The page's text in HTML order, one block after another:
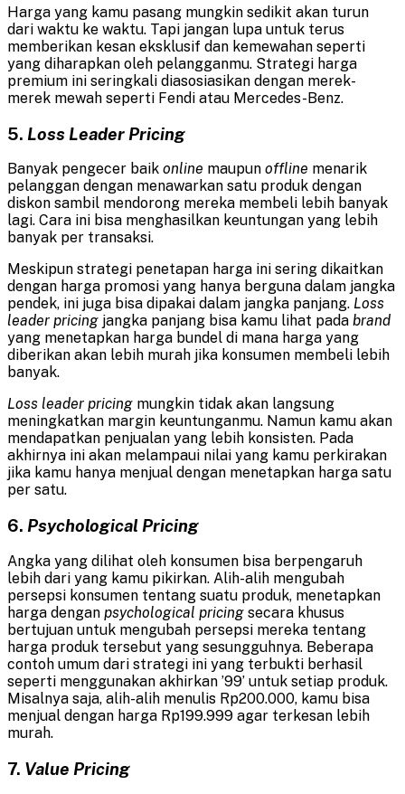
Harga yang kamu pasang mungkin sedikit akan turun
dari waktu ke waktu. Tapi jangan lupa untuk terus
memberikan kesan eksklusif dan kemewahan seperti
yang diharapkan oleh pelangganmu. Strategi harga
premium ini seringkali diasosiasikan dengan merek-
merek mewah seperti Fendi atau Mercedes-Benz.
5. Loss Leader Pricing
Banyak pengecer baik online maupun offline menarik
pelanggan dengan menawarkan satu produk dengan
diskon sambil mendorong mereka membeli lebih banyak
lagi. Cara ini bisa menghasilkan keuntungan yang lebih
banyak per transaksi.
Meskipun strategi penetapan harga ini sering dikaitkan
dengan harga promosi yang hanya berguna dalam jangka
pendek, ini juga bisa dipakai dalam jangka panjang. Loss
leader pricing jangka panjang bisa kamu lihat pada brand
yang menetapkan harga bundel di mana harga yang
diberikan akan lebih murah jika konsumen membeli lebih
banyak.
Loss leader pricing mungkin tidak akan langsung
meningkatkan margin keuntunganmu. Namun kamu akan
mendapatkan penjualan yang lebih konsisten. Pada
akhirnya ini akan melampaui nilai yang kamu perkirakan
jika kamu hanya menjual dengan menetapkan harga satu
per satu.
6. Psychological Pricing
Angka yang dilihat oleh konsumen bisa berpengaruh
lebih dari yang kamu pikirkan. Alih-alih mengubah
persepsi konsumen tentang suatu produk, menetapkan
harga dengan psychological pricing secara khusus
bertujuan untuk mengubah persepsi mereka tentang
harga produk tersebut yang sesungguhnya. Beberapa
contoh umum dari strategi ini yang terbukti berhasil
seperti menggunakan akhirkan ’99’ untuk setiap produk.
Misalnya saja, alih-alih menulis Rp200.000, kamu bisa
menjual dengan harga Rp199.999 agar terkesan lebih
murah.
7. Value Pricing